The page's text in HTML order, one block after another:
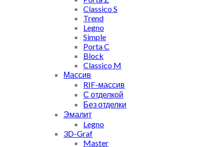
Classico S
Trend
Legno
Simple
Porta C
Block
Classico M
Массив
RIF-массив
С отделкой
Без отделки
Эмалит
Legno
3D-Graf
Master